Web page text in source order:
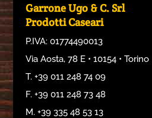
Garrone Ugo & C. Srl
Prodotti Caseari
P.IVA: 01774490013
Via Aosta, 78 E • 10154 • Torino
T. +39 011 248 74 09
F. +39 011 248 73 48
M. +39 335 48 53 13